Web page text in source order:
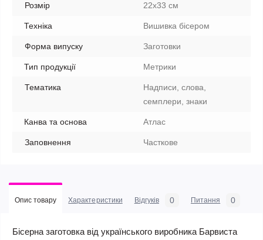
Розмір 22х33 см
Техніка Вишивка бісером
Форма випуску Заготовки
Тип продукції Метрики
Тематика
Надписи, слова,
семплери, знаки
Канва та основа Атлас
Заповнення Часткове
Опис товару Характеристики Відгуків 0 Питання 0
Бісерна заготовка від українського виробника Барвиста